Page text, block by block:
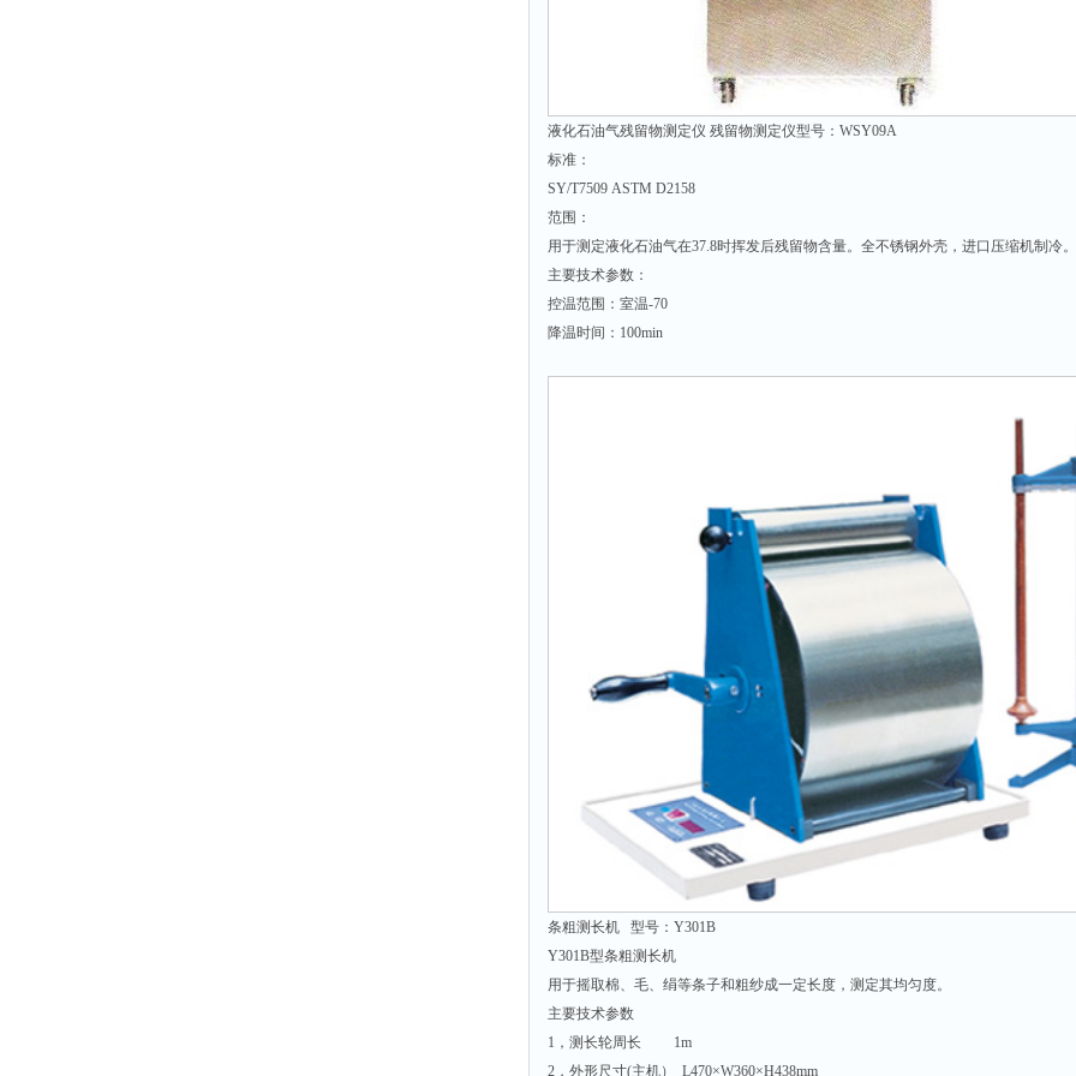
液化石油气残留物测定仪 残留物测定仪型号：WSY09A
标准：
SY/T7509 ASTM D2158
范围：
用于测定液化石油气在37.8时挥发后残留物含量。全不锈钢外壳，进口压缩机制冷
主要技术参数：
控温范围：室温-70
降温时间：100min
条粗测长机 型号：Y301B
Y301B型条粗测长机
用于摇取棉、毛、绢等条子和粗纱成一定长度，测定其均匀度。
主要技术参数
1，测长轮周长 1m
2，外形尺寸(主机） L470×W360×H438mm